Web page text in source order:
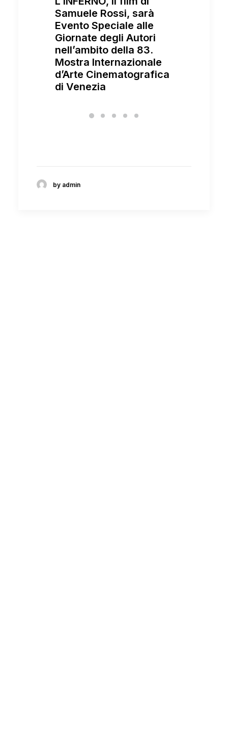
Samuele Rossi, sarà
Evento Speciale alle
Giornate degli Autori
nell’ambito della 83.
Mostra Internazionale
d’Arte Cinematografica
di Venezia
by admin